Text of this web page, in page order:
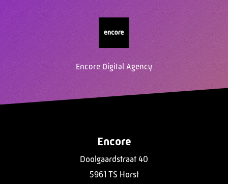
Encore Digital Agency
Encore
Doolgaardstraat 40
5961 TS Horst